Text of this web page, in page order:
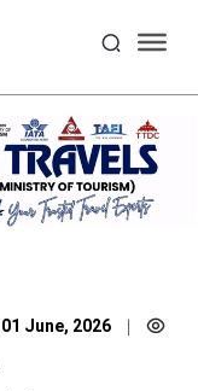
01 June, 2026